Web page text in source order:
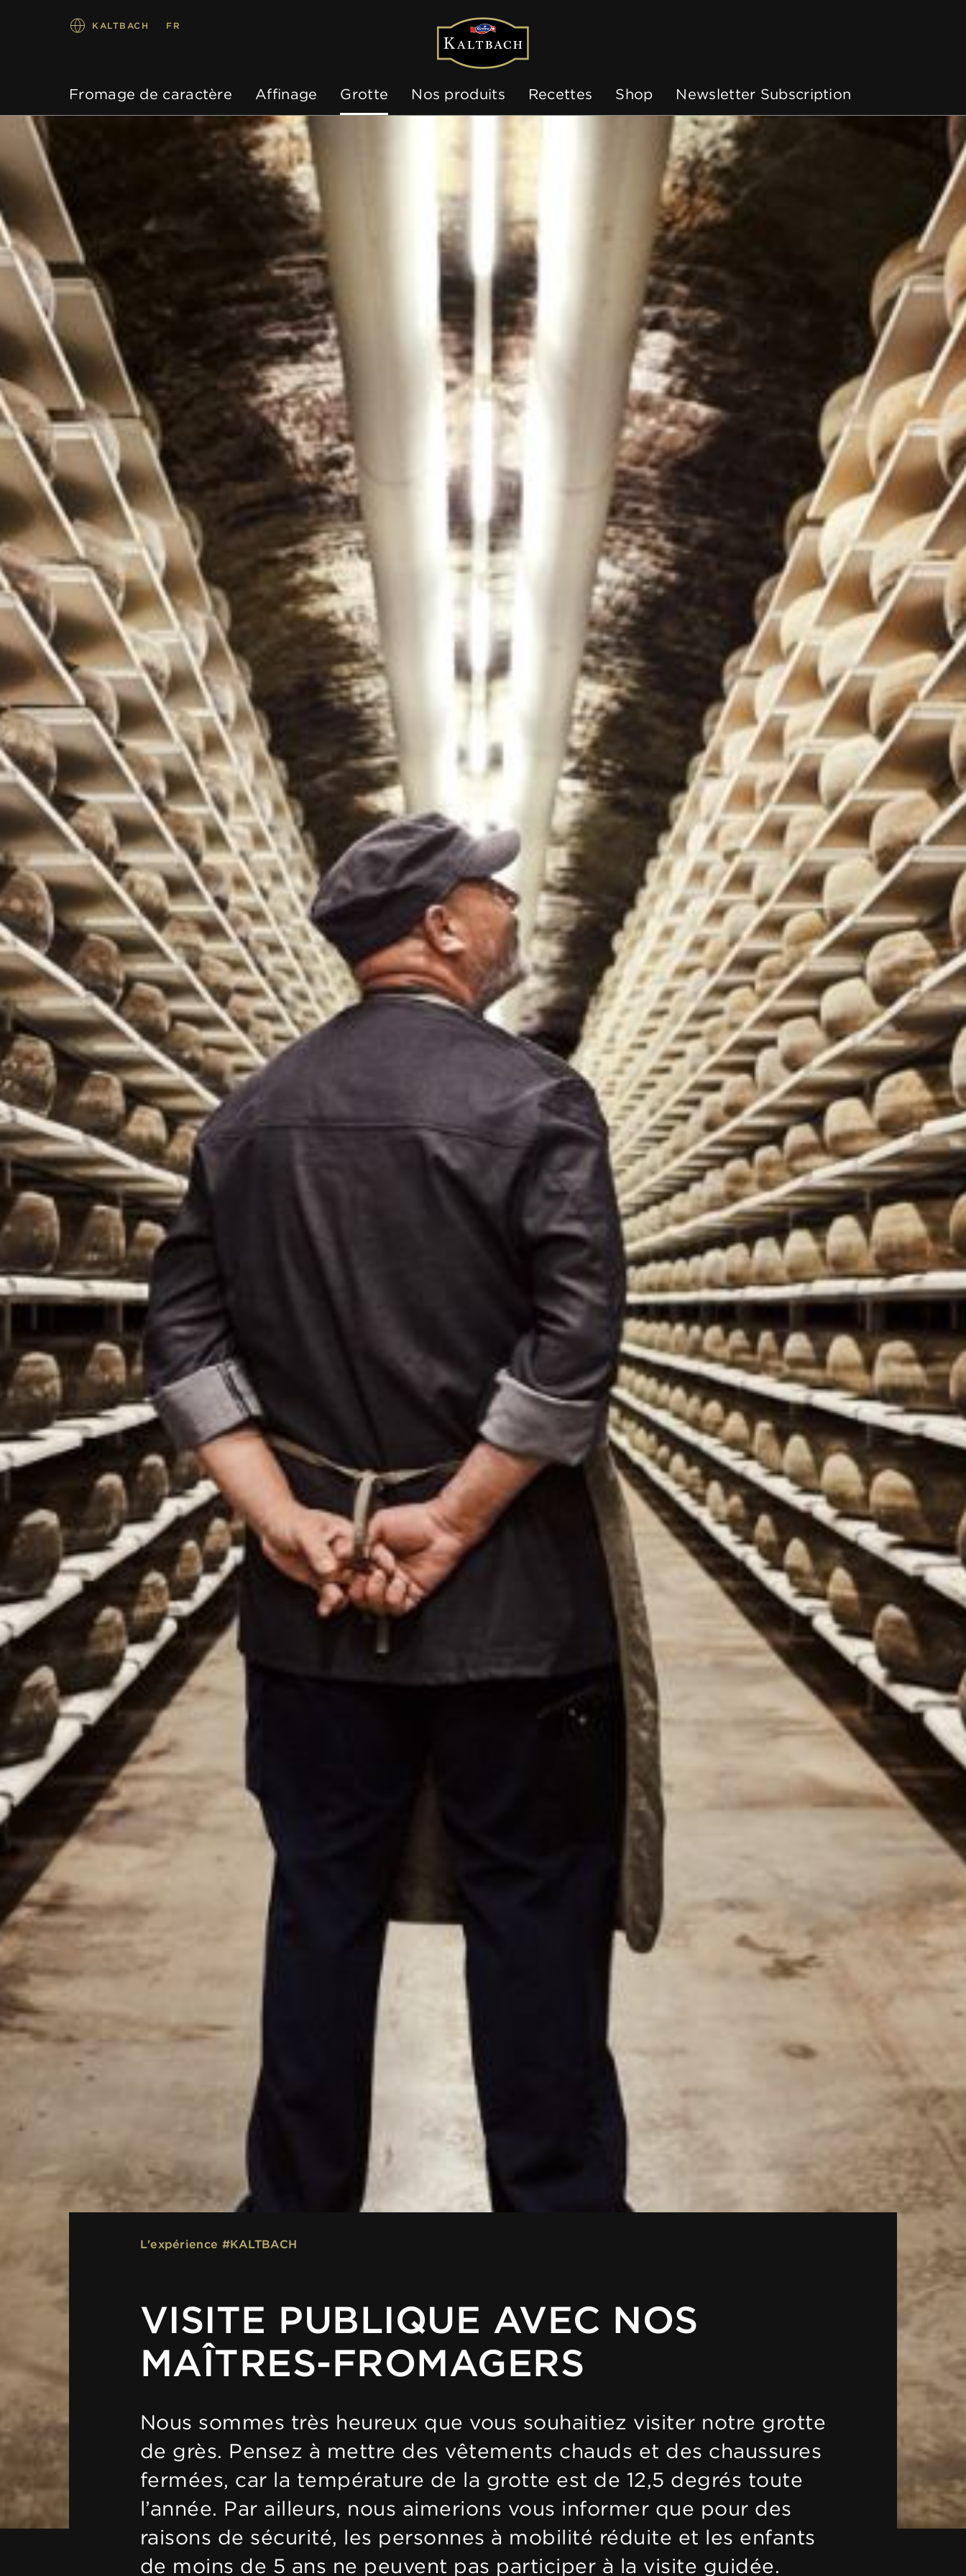
Fromage de caractère Affinage Grotte Nos produits Recettes Shop Newsletter Subscription
KALTBACH FR
L'expérience #KALTBACH
VISITE PUBLIQUE AVEC NOS
MAÎTRES-FROMAGERS
Nous sommes très heureux que vous souhaitiez visiter notre grotte
de grès. Pensez à mettre des vêtements chauds et des chaussures
fermées, car la température de la grotte est de 12,5 degrés toute
l’année. Par ailleurs, nous aimerions vous informer que pour des
raisons de sécurité, les personnes à mobilité réduite et les enfants
de moins de 5 ans ne peuvent pas participer à la visite guidée.